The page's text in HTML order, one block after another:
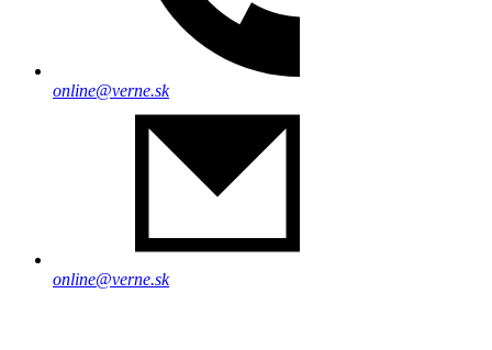
online@verne.sk
online@verne.sk